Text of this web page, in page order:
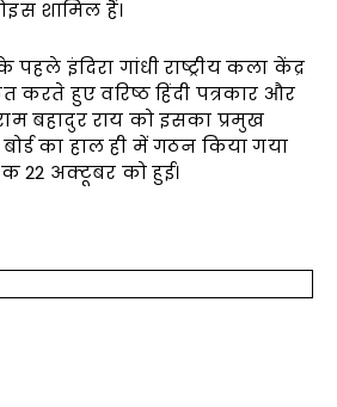
शामिल हैं।
इंदिरा गांधी राष्ट्रीय कला केंद्र
करते हुए वरिष्ठ हिंदी पत्रकार और
बहादुर राय को इसका प्रमुख
का हाल ही में गठन किया गया
22 अक्टूबर को हुई।